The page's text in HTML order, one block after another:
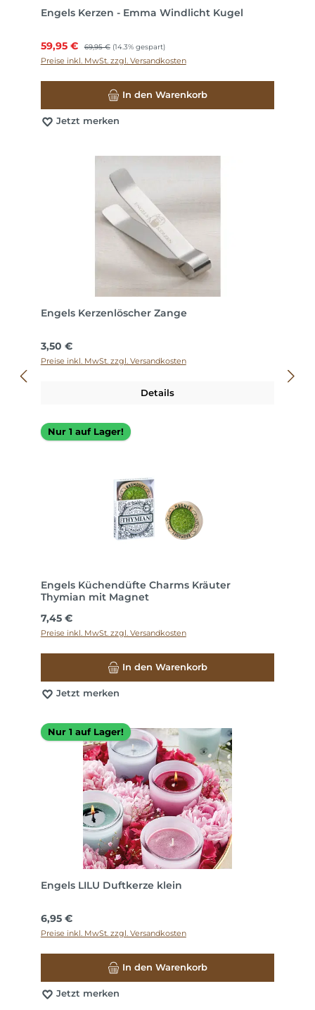
Engels Kerzen - Emma Windlicht Kugel
Verkaufspreis:
59,95 € Regulärer Preis:
69,95 € (14.3% gespart)
Preise inkl. MwSt. zzgl. Versandkosten
In den Warenkorb
Jetzt merken
Engels Kerzenlöscher Zange
Regulärer Preis:
3,50 €
Preise inkl. MwSt. zzgl. Versandkosten
Details
Nur 1 auf Lager!
Engels Küchendüfte Charms Kräuter
Thymian mit Magnet
Regulärer Preis:
7,45 €
Preise inkl. MwSt. zzgl. Versandkosten
In den Warenkorb
Jetzt merken
Nur 1 auf Lager!
Engels LILU Duftkerze klein
Regulärer Preis:
6,95 €
Preise inkl. MwSt. zzgl. Versandkosten
In den Warenkorb
Jetzt merken